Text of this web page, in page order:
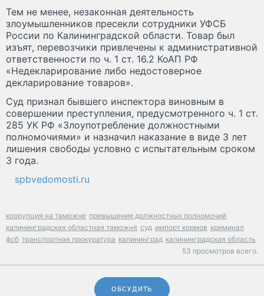
Тем не менее, незаконная деятельность
злоумышленников пресекли сотрудники УФСБ
России по Калининградской области. Товар был
изъят, перевозчики привлечены к административной
ответственности по ч. 1 ст. 16.2 КоАП РФ
«Недекларирование либо недостоверное
декларирование товаров».
Суд признал бывшего инспектора виновным в
совершении преступления, предусмотренного ч. 1 ст.
285 УК РФ «Злоупотребление должностными
полномочиями» и назначил наказание в виде 3 лет
лишения свободы условно с испытательным сроком
3 года.
spbvedomosti.ru
коррупция на таможне превышение должностных полномочий
калининградская областная таможня суд импорт кормов криминал
фсб транспортная прокуратура калининград калининградская область
53 просмотров всего.
ОБСУДИТЬ